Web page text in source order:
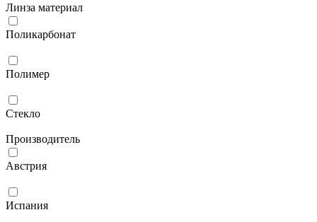
Линза материал
Поликарбонат
Полимер
Стекло
Производитель
Австрия
Испания